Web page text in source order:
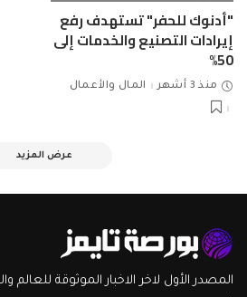
"أدنوك للحفر" تستهدف رفع
إيرادات التصنيع والخدمات إلى
50%
منذ 3 أشهر المال والأعمال
عرض المزيد
المصدر الأول لاخر الاخبار الموثوقة للعالم